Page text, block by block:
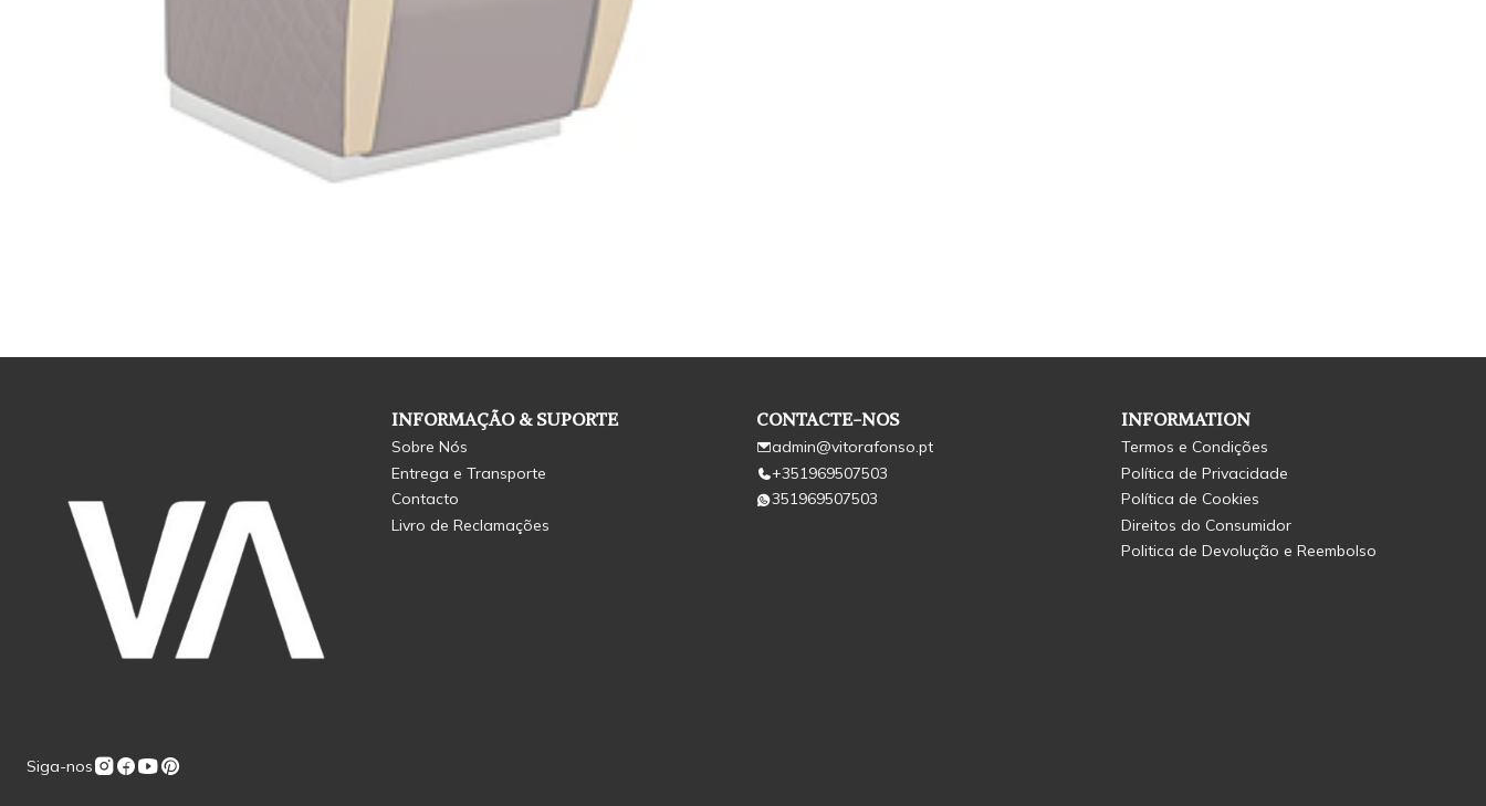
Siga-nos
INFORMAÇÃO & SUPORTE
Sobre Nós
Entrega e Transporte
Contacto
Livro de Reclamações
CONTACTE-NOS
admin@vitorafonso.pt
+351969507503
351969507503
INFORMATION
Termos e Condições
Política de Privacidade
Política de Cookies
Direitos do Consumidor
Politica de Devolução e Reembolso